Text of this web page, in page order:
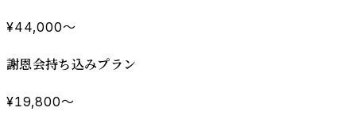
¥44,000〜
謝恩会持ち込みプラン
¥19,800〜